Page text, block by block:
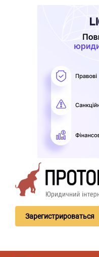
Зарегистрироваться